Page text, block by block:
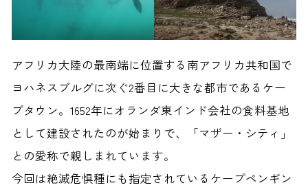
アフリカ大陸の最南端に位置する南アフリカ共和国で
ヨハネスブルグに次ぐ2番目に大きな都市であるケー
プタウン。1652年にオランダ東インド会社の食料基地
として建設されたのが始まりで、「マザー・シティ」
との愛称で親しまれています。
今回は絶滅危惧種にも指定されているケープペンギン